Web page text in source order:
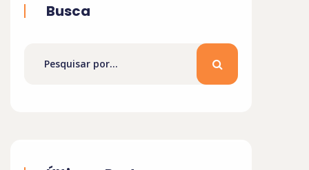
Busca